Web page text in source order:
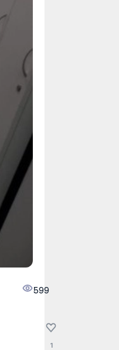
599
1